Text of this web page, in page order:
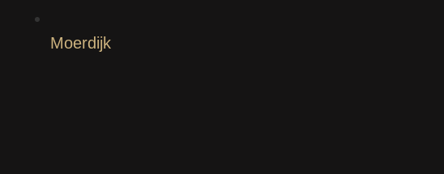
Moerdijk